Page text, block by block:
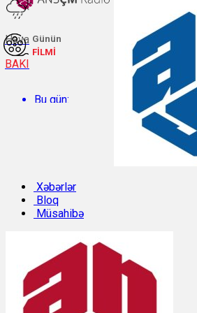
Hava
BAKI
Bu gün:
Temperatur: 29.3°C. Rütubət: 48%.
Sabah:
Günün
FİLMİ
Xəbərlər
Bloq
Müsahibə